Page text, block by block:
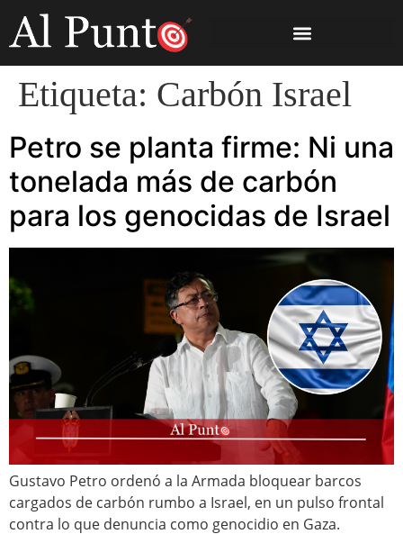
Etiqueta: Carbón Israel
Petro se planta firme: Ni una
tonelada más de carbón
para los genocidas de Israel
Gustavo Petro ordenó a la Armada bloquear barcos
cargados de carbón rumbo a Israel, en un pulso frontal
contra lo que denuncia como genocidio en Gaza.